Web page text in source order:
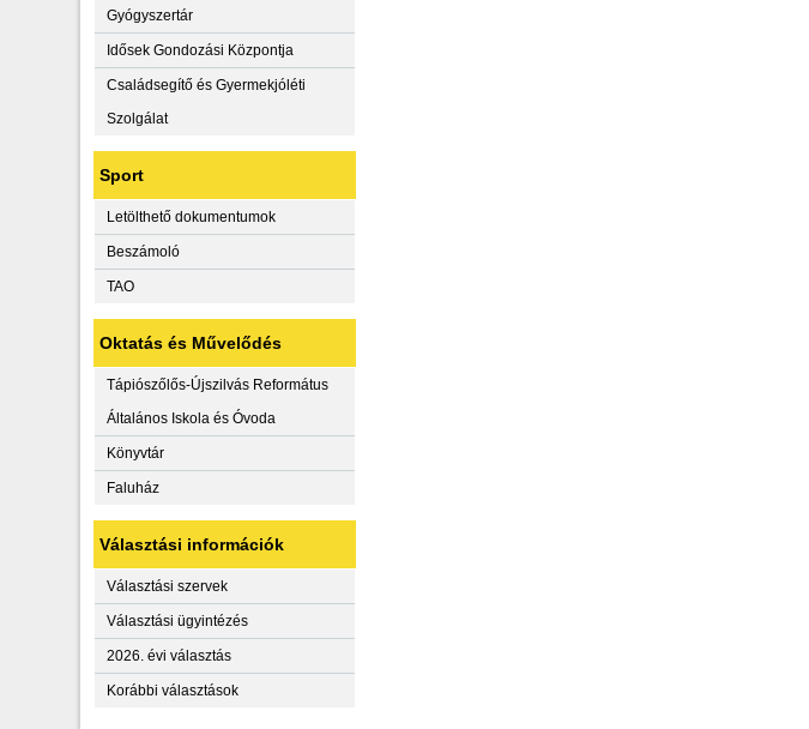
Gyógyszertár
Idősek Gondozási Központja
Családsegítő és Gyermekjóléti
Szolgálat
Sport
Letölthető dokumentumok
Beszámoló
TAO
Oktatás és Művelődés
Tápiószőlős-Újszilvás Református
Általános Iskola és Óvoda
Könyvtár
Faluház
Választási információk
Választási szervek
Választási ügyintézés
2026. évi választás
Korábbi választások